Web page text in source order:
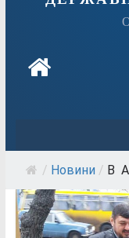
/ Новини / В